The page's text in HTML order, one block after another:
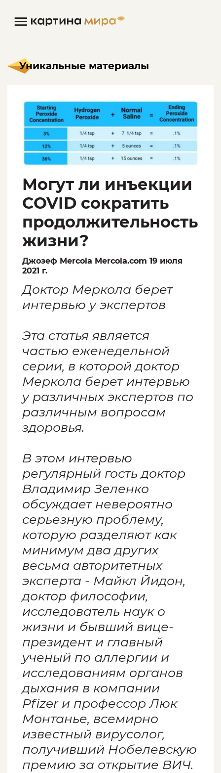
Уникальные материалы
Могут ли инъекции
COVID сократить
продолжительность
жизни?
Джозеф Mercola Mercola.com 19 июля
2021 г.
Доктор Меркола берет
интервью у экспертов
Эта статья является
частью еженедельной
серии, в которой доктор
Меркола берет интервью
у различных экспертов по
различным вопросам
здоровья.
В этом интервью
регулярный гость доктор
Владимир Зеленко
обсуждает невероятно
серьезную проблему,
которую разделяют как
минимум два других
весьма авторитетных
эксперта - Майкл Йидон,
доктор философии,
исследователь наук о
жизни и бывший вице-
президент и главный
ученый по аллергии и
исследованиям органов
дыхания в компании
Pfizer и профессор Люк
Монтанье, всемирно
известный вирусолог,
получивший Нобелевскую
премию за открытие ВИЧ.